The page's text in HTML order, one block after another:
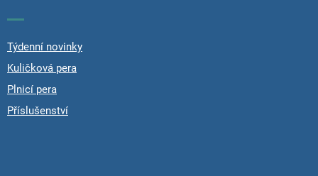
Týdenní novinky
Kuličková pera
Plnicí pera
Příslušenství